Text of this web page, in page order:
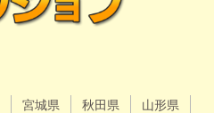
宮城県 秋田県
山形県